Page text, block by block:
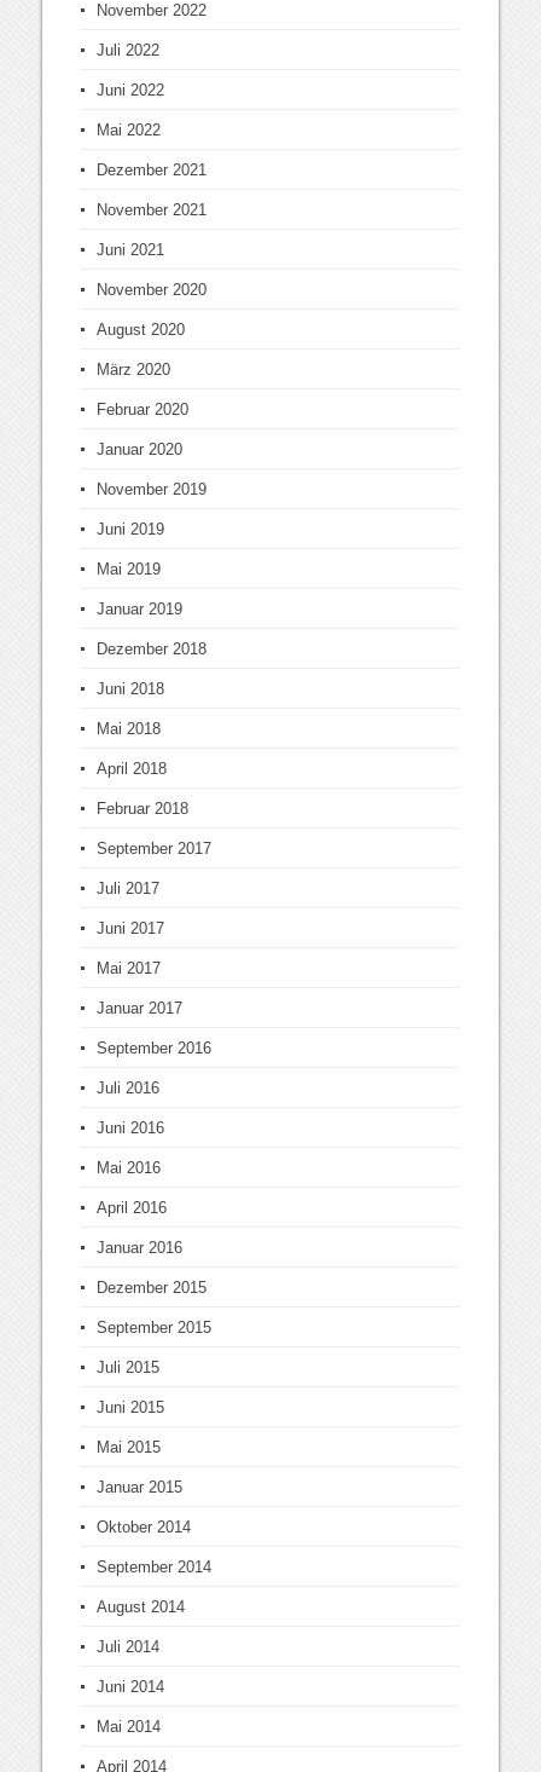
November 2022
Juli 2022
Juni 2022
Mai 2022
Dezember 2021
November 2021
Juni 2021
November 2020
August 2020
März 2020
Februar 2020
Januar 2020
November 2019
Juni 2019
Mai 2019
Januar 2019
Dezember 2018
Juni 2018
Mai 2018
April 2018
Februar 2018
September 2017
Juli 2017
Juni 2017
Mai 2017
Januar 2017
September 2016
Juli 2016
Juni 2016
Mai 2016
April 2016
Januar 2016
Dezember 2015
September 2015
Juli 2015
Juni 2015
Mai 2015
Januar 2015
Oktober 2014
September 2014
August 2014
Juli 2014
Juni 2014
Mai 2014
April 2014